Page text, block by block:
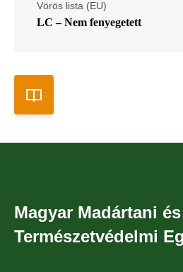
Vörös lista (EU)
LC – Nem fenyegetett
Magyar Madártani és
Természetvédelmi